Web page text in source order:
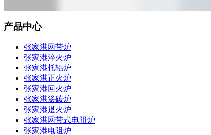
产品中心
张家港网带炉
张家港淬火炉
张家港托辊炉
张家港正火炉
张家港回火炉
张家港渗碳炉
张家港退火炉
张家港网带式电阻炉
张家港电阻炉